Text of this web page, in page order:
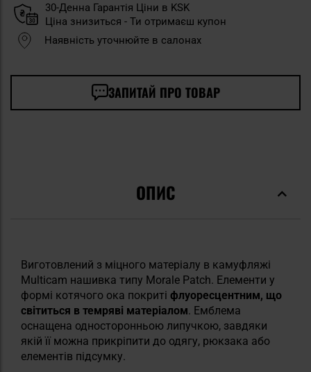
30-Денна Гарантія Ціни в KSK
Ціна знизиться - Ти отримаєш купон
Наявність уточнюйте в салонах
ЗАПИТАЙ ПРО ТОВАР
ОПИС
Виготовлений з міцного матеріалу в камуфляжі
Multicam нашивка типу Morale Patch. Елементи у
формі котячого ока покриті флуоресцентним, що
світиться в темряві матеріалом. Емблема
оснащена односторонньою липучкою, завдяки
якій її можна прикріпити до одягу, рюкзака або
елементів підсумку.